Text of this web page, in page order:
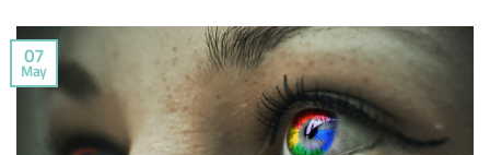
07
May